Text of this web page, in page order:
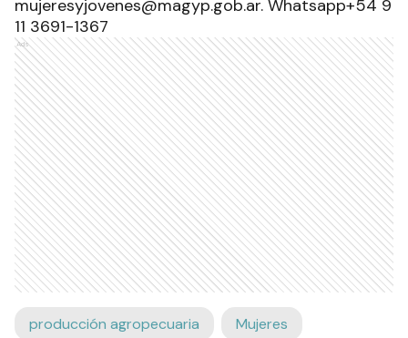
mujeresyjovenes@magyp.gob.ar. Whatsapp+54 9
11 3691-1367
Ads
producción agropecuaria Mujeres